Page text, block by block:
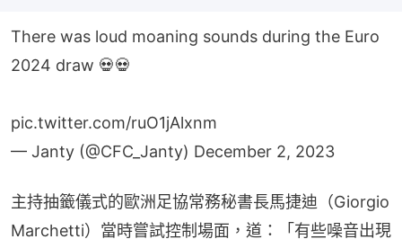
There was loud moaning sounds during the Euro
2024 draw 💀💀
pic.twitter.com/ruO1jAlxnm
— Janty (@CFC_Janty) December 2, 2023
主持抽籤儀式的歐洲足協常務秘書長馬捷迪（Giorgio
Marchetti）當時嘗試控制場面，道：「有些噪音出現